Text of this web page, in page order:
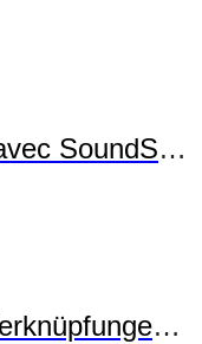
SoundShare
erstellen